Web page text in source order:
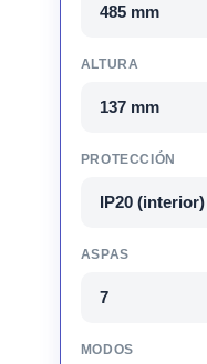
485 mm
ALTURA
137 mm
PROTECCIÓN
IP20 (interior)
ASPAS
7
MODOS